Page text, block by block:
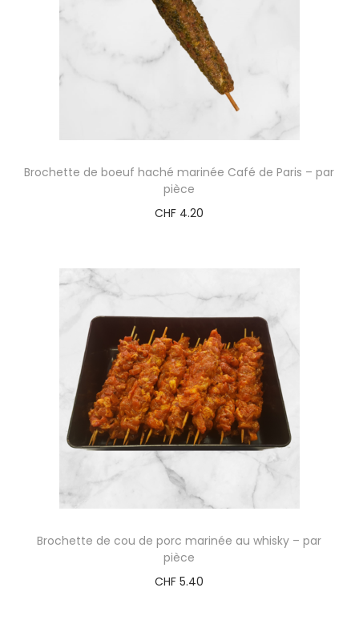
Brochette de boeuf haché marinée Café de Paris – par
pièce
CHF 4.20
Brochette de cou de porc marinée au whisky – par
pièce
CHF 5.40